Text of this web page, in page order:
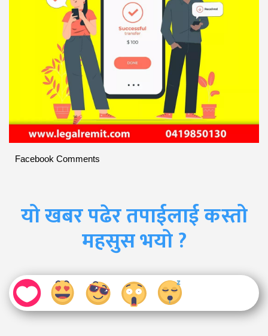
Facebook Comments
यो खबर पढेर तपाईलाई कस्तो
महसुस भयो ?